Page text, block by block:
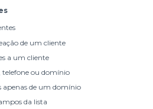
de um cliente
a um cliente
ou domínio
apenas de um domínio
da lista